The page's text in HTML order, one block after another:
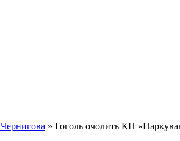
» Гоголь очолить КП